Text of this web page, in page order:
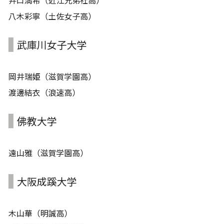
八木彩寧（土佐女子高）
武庫川女子大学
岡井瑞姫（滋賀学園高）
渡邊結衣（浪速高）
佛教大学
遠山雅（滋賀学園高）
大阪成蹊大学
木山華（明誠高）